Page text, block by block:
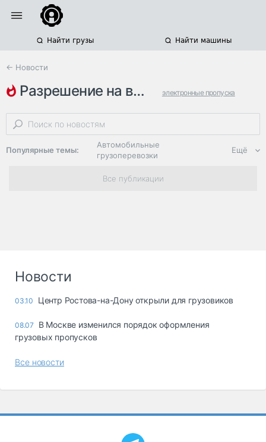
Найти грузы Найти машины
← Новости
разрешение на въезд электронные пропуска
транспортные накладные мкад
Популярные темы:
Автомобильные
грузоперевозки
Региональная
логистика
опасные грузы
Безопасность и
грузовые
Коммерческий
Ещё
Все публикации
Новости
03.10 Центр Ростова-на-Дону открыли для грузовиков
08.07
В Москве изменился порядок оформления
грузовых пропусков
Все новости